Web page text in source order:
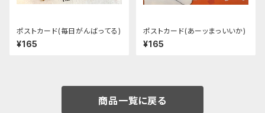
ポストカード(毎日がんばってる)
¥165
ポストカード(あーッまっいいか)
¥165
商品一覧に戻る